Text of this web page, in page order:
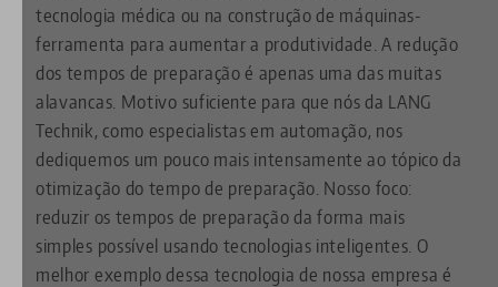
tecnologia médica ou na construção de máquinas-
ferramenta para aumentar a produtividade. A redução
dos tempos de preparação é apenas uma das muitas
alavancas. Motivo suficiente para que nós da LANG
Technik, como especialistas em automação, nos
dediquemos um pouco mais intensamente ao tópico da
otimização do tempo de preparação. Nosso foco:
reduzir os tempos de preparação da forma mais
simples possível usando tecnologias inteligentes. O
melhor exemplo dessa tecnologia de nossa empresa é